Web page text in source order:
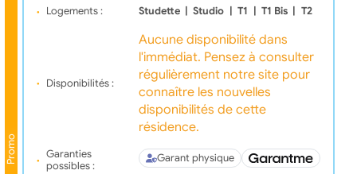
Promo
Logements : Studette Studio T1 T1 Bis T2
Disponibilités :
Aucune disponibilité dans
l'immédiat. Pensez à consulter
régulièrement notre site pour
connaître les nouvelles
disponibilités de cette
résidence.
Garanties
possibles :
Garant physique